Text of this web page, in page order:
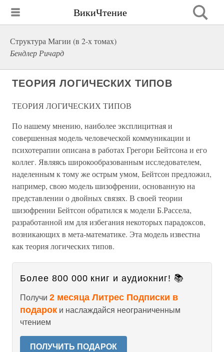
ВикиЧтение
Структура Магии (в 2-х томах)
Бендлер Ричард
ТЕОРИЯ ЛОГИЧЕСКИХ ТИПОВ
ТЕОРИЯ ЛОГИЧЕСКИХ ТИПОВ
По нашему мнению, наиболее эксплицитная и
совершенная модель человеческой коммуникации и
психотерапии описана в работах Грегори Бейтсона и его
коллег. Являясь широкообразованным исследователем,
наделенным к тому же острым умом, Бейтсон предложил,
например, свою модель шизофрении, основанную на
представлении о двойных связях. В своей теории
шизофрении Бейтсон обратился к модели Б.Рассела,
разработанной им для избегания некоторых парадоксов,
возникающих в мета-математике. Эта модель известна
как теория логических типов.
Более 800 000 книг и аудиокниг! 📚
Получи 2 месяца Литрес Подписки в
подарок и наслаждайся неограниченным
чтением
ПОЛУЧИТЬ ПОДАРОК